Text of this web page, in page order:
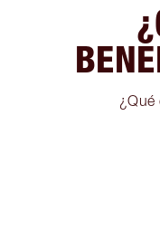
¿Qué